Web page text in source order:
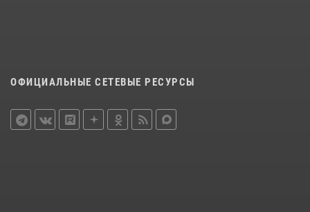
ОФИЦИАЛЬНЫЕ СЕТЕВЫЕ РЕСУРСЫ